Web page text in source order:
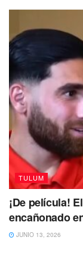
TULUM
¡De película!
encañonado
JUNIO 13, 2026